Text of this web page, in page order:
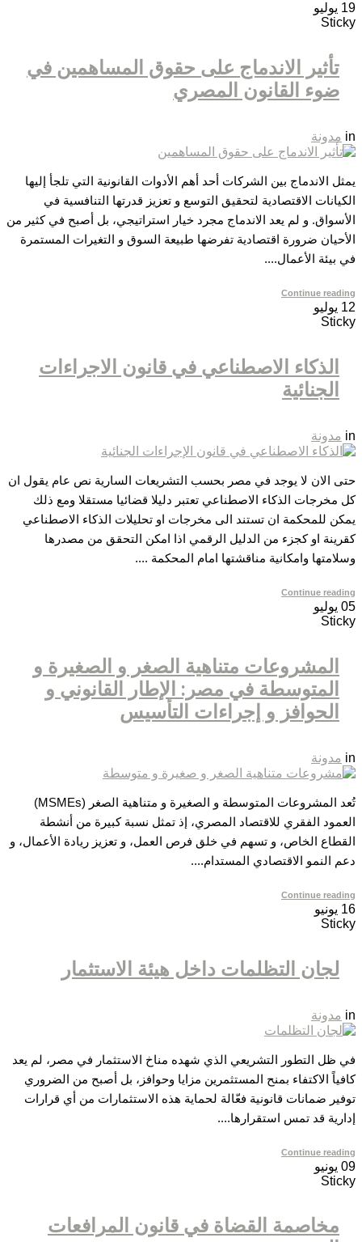
19 يوليو
Sticky
تأثير الاندماج على حقوق المساهمين في
ضوء القانون المصري
in مدونة
يمثل الاندماج بين الشركات أحد أهم الأدوات القانونية التي تلجأ إليها
الكيانات الاقتصادية لتحقيق التوسع و تعزيز قدرتها التنافسية في
الأسواق. و لم يعد الاندماج مجرد خيار استراتيجي، بل أصبح في كثير من
الأحيان ضرورة اقتصادية تفرضها طبيعة السوق و التغيرات المستمرة
في بيئة الأعمال....
Continue reading
12 يوليو
Sticky
الذكاء الاصطناعي في قانون الاجراءات
الجنائية
in مدونة
حتى الان لا يوجد في مصر بحسب التشريعات السارية نص عام يقول ان
كل مخرجات الذكاء الاصطناعي تعتبر دليلا قضائيا مستقلا ومع ذلك
يمكن للمحكمة ان تستند الى مخرجات او تحليلات الذكاء الاصطناعي
كقرينة او كجزء من الدليل الرقمي اذا امكن التحقق من مصدرها
وسلامتها وامكانية مناقشتها امام المحكمة ....
Continue reading
05 يوليو
Sticky
المشروعات متناهية الصغر و الصغيرة و
المتوسطة في مصر: الإطار القانوني و
الحوافز و إجراءات التأسيس
in مدونة
تُعد المشروعات المتوسطة و الصغيرة و متناهية الصغر (MSMEs)
العمود الفقري للاقتصاد المصري، إذ تمثل نسبة كبيرة من أنشطة
القطاع الخاص، و تسهم في خلق فرص العمل، و تعزيز ريادة الأعمال، و
دعم النمو الاقتصادي المستدام....
Continue reading
16 يونيو
Sticky
لجان التظلمات داخل هيئة الاستثمار
in مدونة
في ظل التطور التشريعي الذي شهده مناخ الاستثمار في مصر، لم يعد
كافياً الاكتفاء بمنح المستثمرين مزايا وحوافز، بل أصبح من الضروري
توفير ضمانات قانونية فعّالة لحماية هذه الاستثمارات من أي قرارات
إدارية قد تمس استقرارها....
Continue reading
09 يونيو
Sticky
مخاصمة القضاة في قانون المرافعات